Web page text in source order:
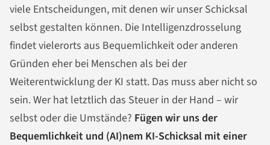
viele Entscheidungen, mit denen wir unser Schicksal
selbst gestalten können. Die Intelligenzdrosselung
findet vielerorts aus Bequemlichkeit oder anderen
Gründen eher bei Menschen als bei der
Weiterentwicklung der KI statt. Das muss aber nicht so
sein. Wer hat letztlich das Steuer in der Hand – wir
selbst oder die Umstände? Fügen wir uns der
Bequemlichkeit und (AI)nem KI-Schicksal mit einer